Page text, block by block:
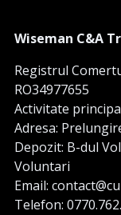
Wiseman C&A
Registrul
RO34977655
Activitate
Adresa:
Depozit: B-dul
Voluntari
Email:
Telefon: